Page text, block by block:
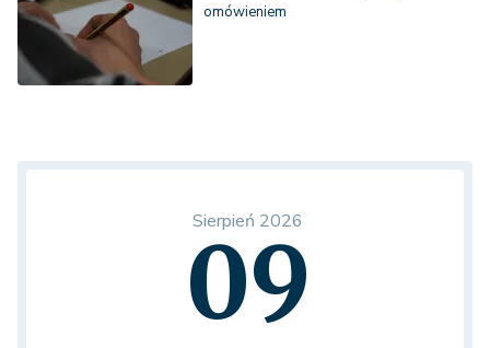
omówieniem
Sierpień 2026
09